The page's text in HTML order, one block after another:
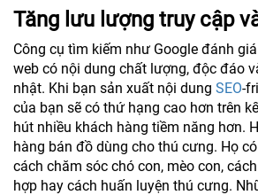
Tăng lưu lượng truy cập
Công cụ tìm kiếm như Google đánh
web có nội dung chất lượng, độc đáo
nhật. Khi bạn sản xuất nội dung SEO-
của bạn sẽ có thứ hạng cao hơn trên
hút nhiều khách hàng tiềm năng hơn.
hàng bán đồ dùng cho thú cưng. Họ
cách chăm sóc chó con, mèo con,
hợp hay cách huấn luyện thú cưng.